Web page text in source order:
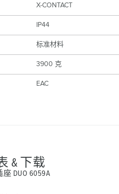
X-CONTACT
IP44
标准材料
3900 克
EAC
& 下载
DUO 6059A